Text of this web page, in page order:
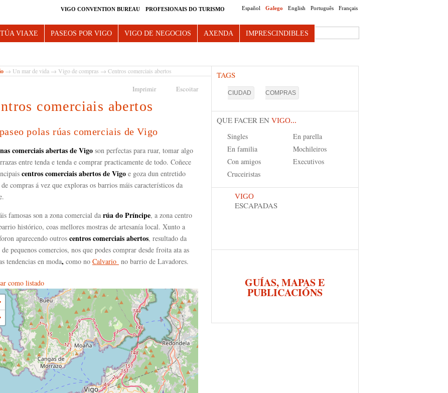
Español Galego English Português Français
VIGO CONVENTION BUREAU PROFESIONAIS DO TURISMO
Vigo Search this site
VIAXE PASEOS POR VIGO VIGO DE NEGOCIOS AXENDA IMPRESCINDIBLES
→ Un mar de vida → Vigo de compras → Centros comerciais abertos
Imprimir Escoitar
comerciais abertos
polas rúas comerciais de Vigo
comerciais abertas de Vigo son perfectas para ruar, tomar algo
entre tenda e tenda e comprar practicamente de todo. Coñece
centros comerciais abertos de Vigo e goza dun entretido
de compras á vez que exploras os barrios máis característicos da
famosas son a zona comercial da rúa do Príncipe, a zona centro
histórico, coas mellores mostras de artesanía local. Xunto a
aparecendo outros centros comerciais abertos, resultado da
pequenos comercios, nos que podes comprar desde froita ata as
tendencias en moda, como no Calvario no barrio de Lavadores.
como listado
TAGS
CIUDAD COMPRAS
QUE FACER EN VIGO...
Singles
En parella
En familia
Mochileiros
Con amigos
Executivos
Cruceiristas
VIGO
ESCAPADAS
GUÍAS, MAPAS E
PUBLICACIÓNS